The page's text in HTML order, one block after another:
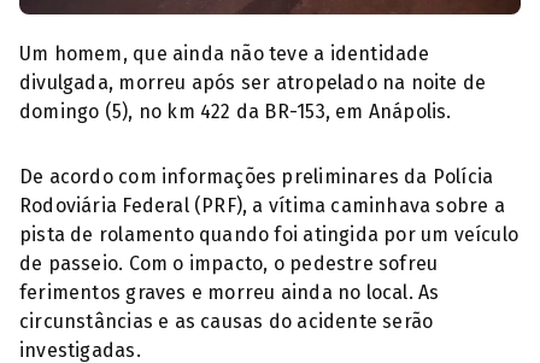
Um homem, que ainda não teve a identidade
divulgada, morreu após ser atropelado na noite de
domingo (5), no km 422 da BR-153, em Anápolis.
De acordo com informações preliminares da Polícia
Rodoviária Federal (PRF), a vítima caminhava sobre a
pista de rolamento quando foi atingida por um veículo
de passeio. Com o impacto, o pedestre sofreu
ferimentos graves e morreu ainda no local. As
circunstâncias e as causas do acidente serão
investigadas.